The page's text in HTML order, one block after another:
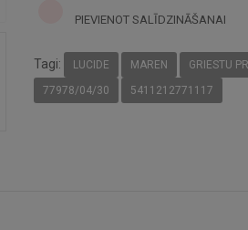
PIEVIENOT SALĪDZINĀŠANAI
Tagi: LUCIDE MAREN GRIESTU
77978/04/30
5411212771117